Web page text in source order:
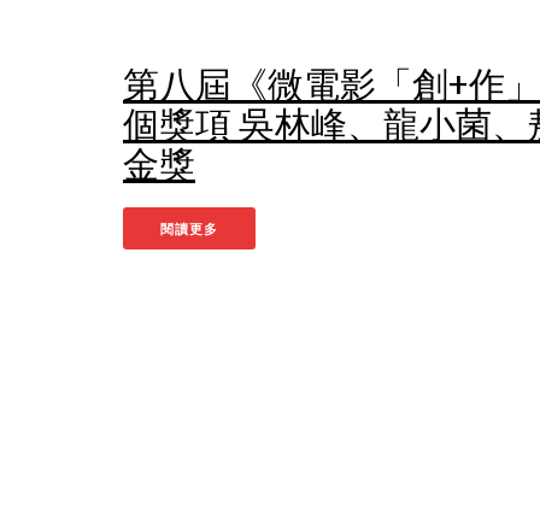
第八屆《微電影「創+作
個獎項 吳林峰、龍小菌
金獎
閱讀更多